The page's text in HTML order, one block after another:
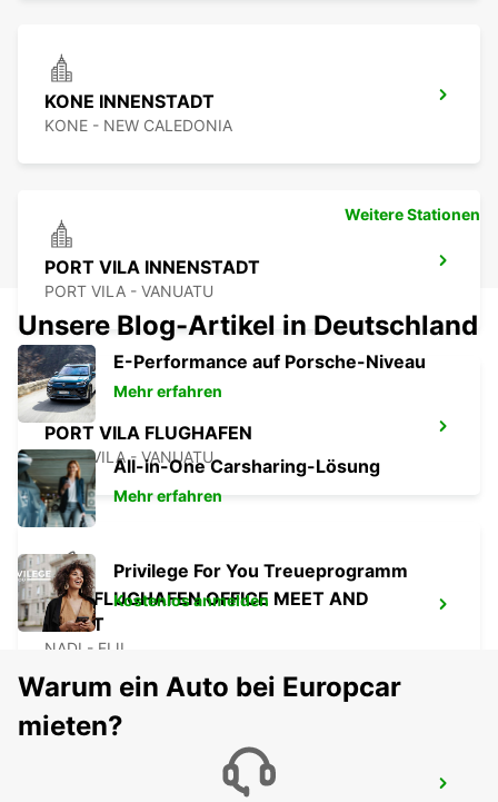
KONE INNENSTADT
KONE - NEW CALEDONIA
PORT VILA INNENSTADT
PORT VILA - VANUATU
PORT VILA FLUGHAFEN
PORT VILA - VANUATU
NADI FLUGHAFEN OFFICE MEET AND
GREET
NADI - FIJI
Weitere Stationen
Unsere Blog-Artikel in Deutschland
E-Performance auf Porsche-Niveau
Mehr erfahren
All-in-One Carsharing-Lösung
Mehr erfahren
Privilege For You Treueprogramm
Kostenlos anmelden
Warum ein Auto bei Europcar
mieten?